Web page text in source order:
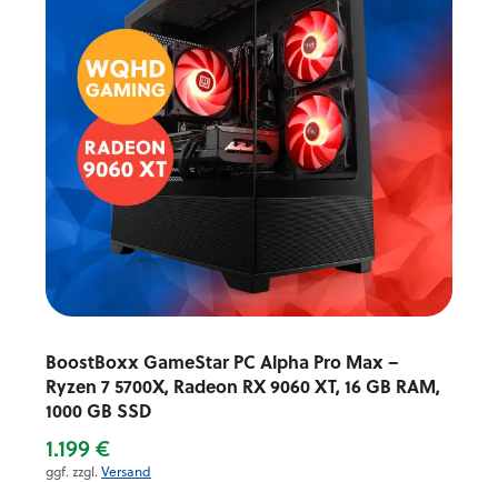
BoostBoxx GameStar PC Alpha Pro Max –
Ryzen 7 5700X, Radeon RX 9060 XT, 16 GB RAM,
1000 GB SSD
1.199 €
ggf. zzgl. Versand